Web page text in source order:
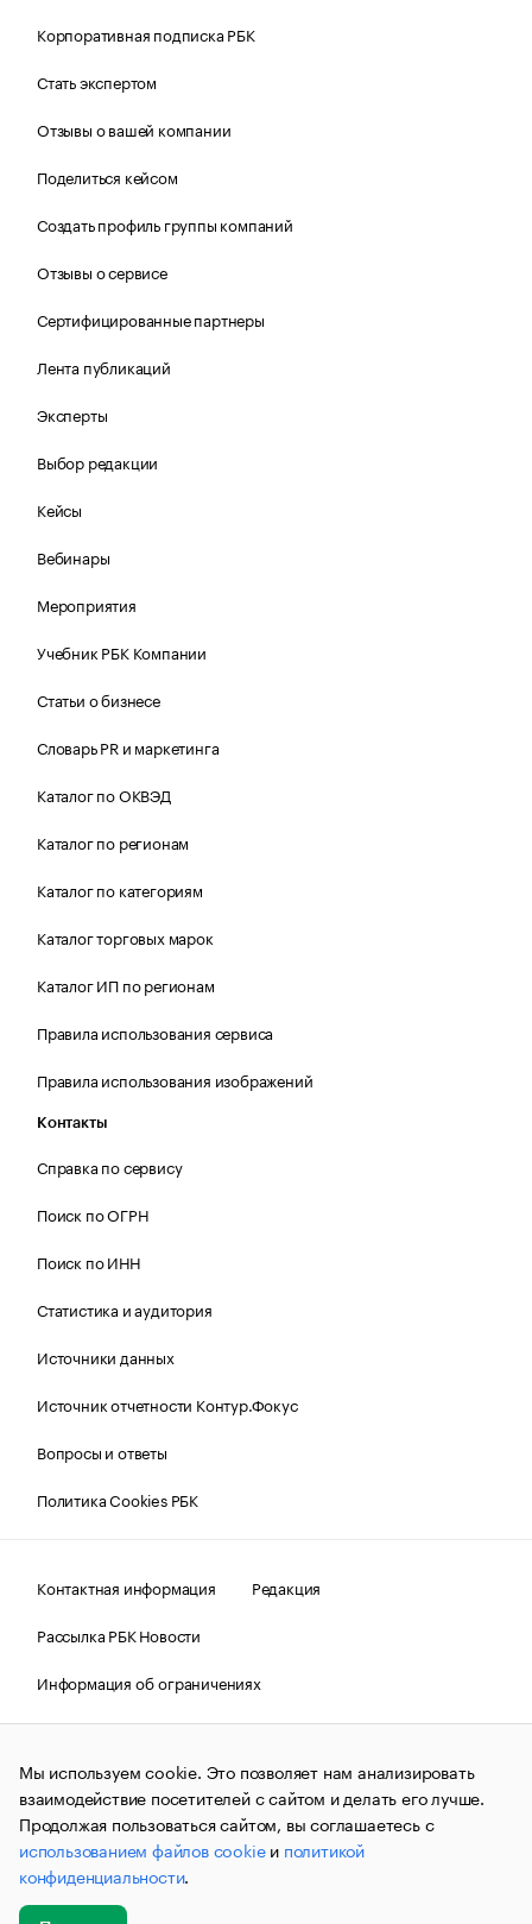
Корпоративная подписка РБК
Стать экспертом
Отзывы о вашей компании
Поделиться кейсом
Создать профиль группы компаний
Отзывы о сервисе
Сертифицированные партнеры
Лента публикаций
Эксперты
Выбор редакции
Кейсы
Вебинары
Мероприятия
Учебник РБК Компании
Статьи о бизнесе
Словарь PR и маркетинга
Каталог по ОКВЭД
Каталог по регионам
Каталог по категориям
Каталог торговых марок
Каталог ИП по регионам
Правила использования сервиса
Правила использования изображений
Контакты
Справка по сервису
Поиск по ОГРН
Поиск по ИНН
Статистика и аудитория
Источники данных
Источник отчетности Контур.Фокус
Вопросы и ответы
Политика Cookies РБК
Контактная информация
Редакция
Рассылка РБК Новости
Информация об ограничениях
Правовая информация
О соблюдении авторских прав
© АО «РОСБИЗНЕСКОНСАЛТИНГ»,1995–2026.Сообщения
и материалы информационного агентства «РБК»
(зарегистрировано Федеральной службой по надзору в сфере
связи, информационных технологий и массовых
коммуникаций (Роскомнадзор) 09.12.2015 за номером ИА
№ФС77-63848) сопровождаются пометкой «РБК». Отдельные
публикации могут содержать информацию,
не предназначенную для пользователей
Мы используем cookie. Это позволяет нам анализировать
взаимодействие посетителей с сайтом и делать его лучше.
Продолжая пользоваться сайтом, вы соглашаетесь с
использованием файлов cookieи политикой
конфиденциальности.